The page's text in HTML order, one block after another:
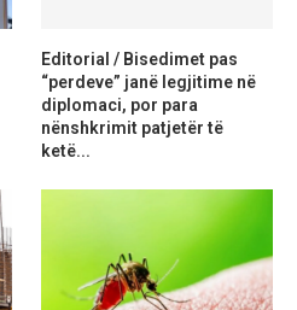
Editorial / Bisedimet pas
“perdeve” janë legjitime në
diplomaci, por para
nënshkrimit patjetër të
ketë...